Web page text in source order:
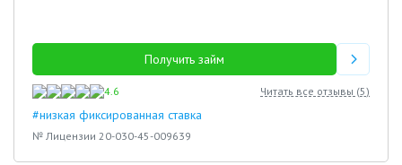
Получить займ
4.6 Читать все отзывы (5)
#низкая фиксированная ставка
№ Лицензии 20-030-45-009639